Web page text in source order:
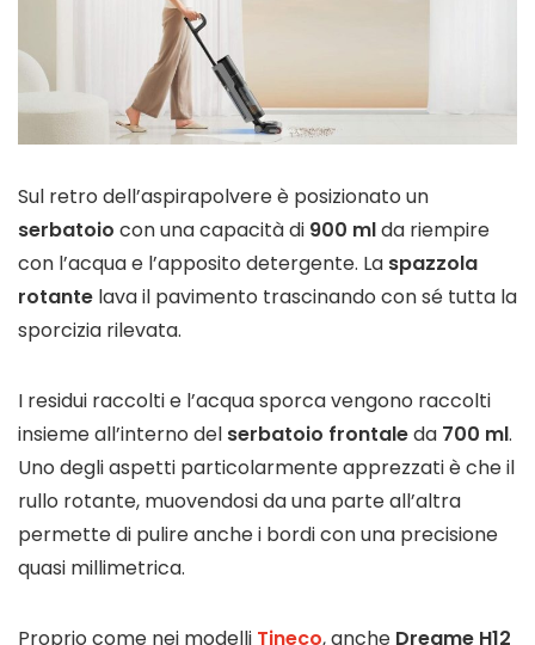
Sul retro dell’aspirapolvere è posizionato un
serbatoio con una capacità di 900 mlda riempire
con l’acqua e l’apposito detergente. La spazzola
rotante lava il pavimento trascinando con sé tutta la
sporcizia rilevata.
I residui raccolti e l’acqua sporca vengono raccolti
insieme all’interno del serbatoio frontaleda 700 ml.
Uno degli aspetti particolarmente apprezzati è che il
rullo rotante, muovendosi da una parte all’altra
permette di pulire anche i bordi con una precisione
quasi millimetrica.
Proprio come nei modelli Tineco, anche Dreame H12